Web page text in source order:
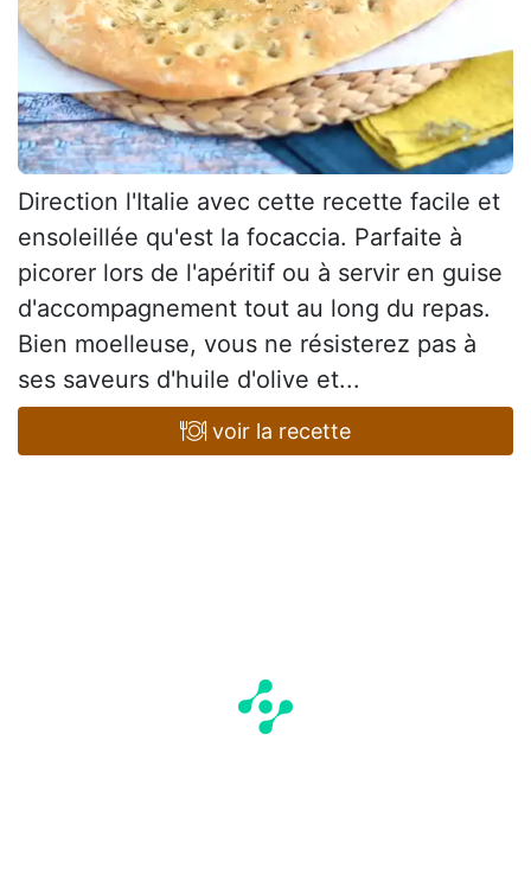
Direction l'Italie avec cette recette facile et
ensoleillée qu'est la focaccia. Parfaite à
picorer lors de l'apéritif ou à servir en guise
d'accompagnement tout au long du repas.
Bien moelleuse, vous ne résisterez pas à
ses saveurs d'huile d'olive et...
voir la recette